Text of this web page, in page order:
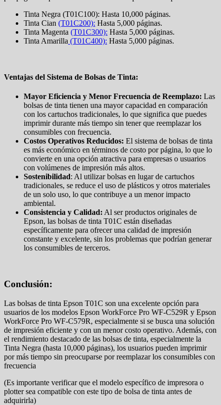
Tinta Negra (T01C100): Hasta 10,000 páginas.
Tinta Cian (T01C200): Hasta 5,000 páginas.
Tinta Magenta (T01C300): Hasta 5,000 páginas.
Tinta Amarilla (T01C400): Hasta 5,000 páginas.
Ventajas del Sistema de Bolsas de Tinta:
Mayor Eficiencia y Menor Frecuencia de Reemplazo: Las
bolsas de tinta tienen una mayor capacidad en comparación
con los cartuchos tradicionales, lo que significa que puedes
imprimir durante más tiempo sin tener que reemplazar los
consumibles con frecuencia.
Costos Operativos Reducidos: El sistema de bolsas de tinta
es más económico en términos de costo por página, lo que lo
convierte en una opción atractiva para empresas o usuarios
con volúmenes de impresión más altos.
Sostenibilidad: Al utilizar bolsas en lugar de cartuchos
tradicionales, se reduce el uso de plásticos y otros materiales
de un solo uso, lo que contribuye a un menor impacto
ambiental.
Consistencia y Calidad: Al ser productos originales de
Epson, las bolsas de tinta T01C están diseñadas
específicamente para ofrecer una calidad de impresión
constante y excelente, sin los problemas que podrían generar
los consumibles de terceros.
Conclusión:
Las bolsas de tinta Epson T01C son una excelente opción para
usuarios de los modelos Epson WorkForce Pro WF-C529R y Epson
WorkForce Pro WF-C579R, especialmente si se busca una solución
de impresión eficiente y con un menor costo operativo. Además, con
el rendimiento destacado de las bolsas de tinta, especialmente la
Tinta Negra (hasta 10,000 páginas), los usuarios pueden imprimir
por más tiempo sin preocuparse por reemplazar los consumibles con
frecuencia
(Es importante verificar que el modelo específico de impresora o
plotter sea compatible con este tipo de bolsa de tinta antes de
adquirirla)